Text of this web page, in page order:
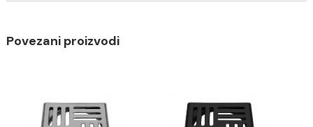
Povezani proizvodi